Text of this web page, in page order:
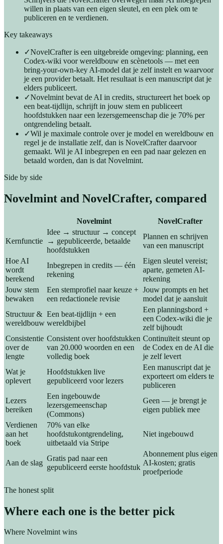
willen in plaats van een eigen sleutel, en een plek om te
publiceren en te verdienen.
Key takeaways
✓NovelCrafter is een uitgebreide omgeving: planning, een
Codex-wiki voor wereldbouw en scènetools — met een
bring-your-own-key AI-model dat je zelf instelt en waarvoor
je een provider betaalt. Het resultaat is een manuscript dat je
elders publiceert.
✓Novelmint bevat de AI in credits, structureert het boek op
een beat-tijdlijn, schrijft in jouw stem en publiceert
hoofdstukken naar een lezersgemeenschap die je 70% per
ontgrendeling betaalt.
✓Wil je maximale controle over je model en wereldbouw en
regel je de installatie zelf, dan is NovelCrafter daarvoor
gemaakt. Wil je AI inbegrepen en een pad naar gelezen en
betaald worden, dan is dat Novelmint.
Side by side
Novelmint and NovelCrafter, compared
Novelmint NovelCrafter
Kernfunctie
Idee → structuur → concept
→ gepubliceerde, betaalde
hoofdstukken
Plannen en schrijven
van een manuscript
Hoe AI
wordt
berekend
Inbegrepen in credits — één
rekening
Eigen sleutel vereist;
aparte, gemeten AI-
rekening
Jouw stem
bewaken
Een stemprofiel naar keuze +
een redactionele revisie
Jouw prompts en het
model dat je aansluit
Structuur &
wereldbouw
Een beat-tijdlijn + een
wereldbijbel
Een planningsbord +
een Codex-wiki die je
zelf bijhoudt
Consistentie
over de
lengte
Consistent over hoofdstukken
van 20.000 woorden en een
volledig boek
Continuïteit steunt op
de Codex en de AI die
je zelf levert
Wat je
oplevert
Hoofdstukken live
gepubliceerd voor lezers
Een manuscript dat je
exporteert om elders te
publiceren
Lezers
bereiken
Een ingebouwde
lezersgemeenschap
(Commons)
Geen — je brengt je
eigen publiek mee
Verdienen
aan het
boek
70% van elke
hoofdstukontgrendeling,
uitbetaald via Stripe
Niet ingebouwd
Aan de slag
Gratis pad naar een
gepubliceerd eerste hoofdstuk
Abonnement plus eigen
AI-kosten; gratis
proefperiode
The honest split
Where each one is the better pick
Where Novelmint wins